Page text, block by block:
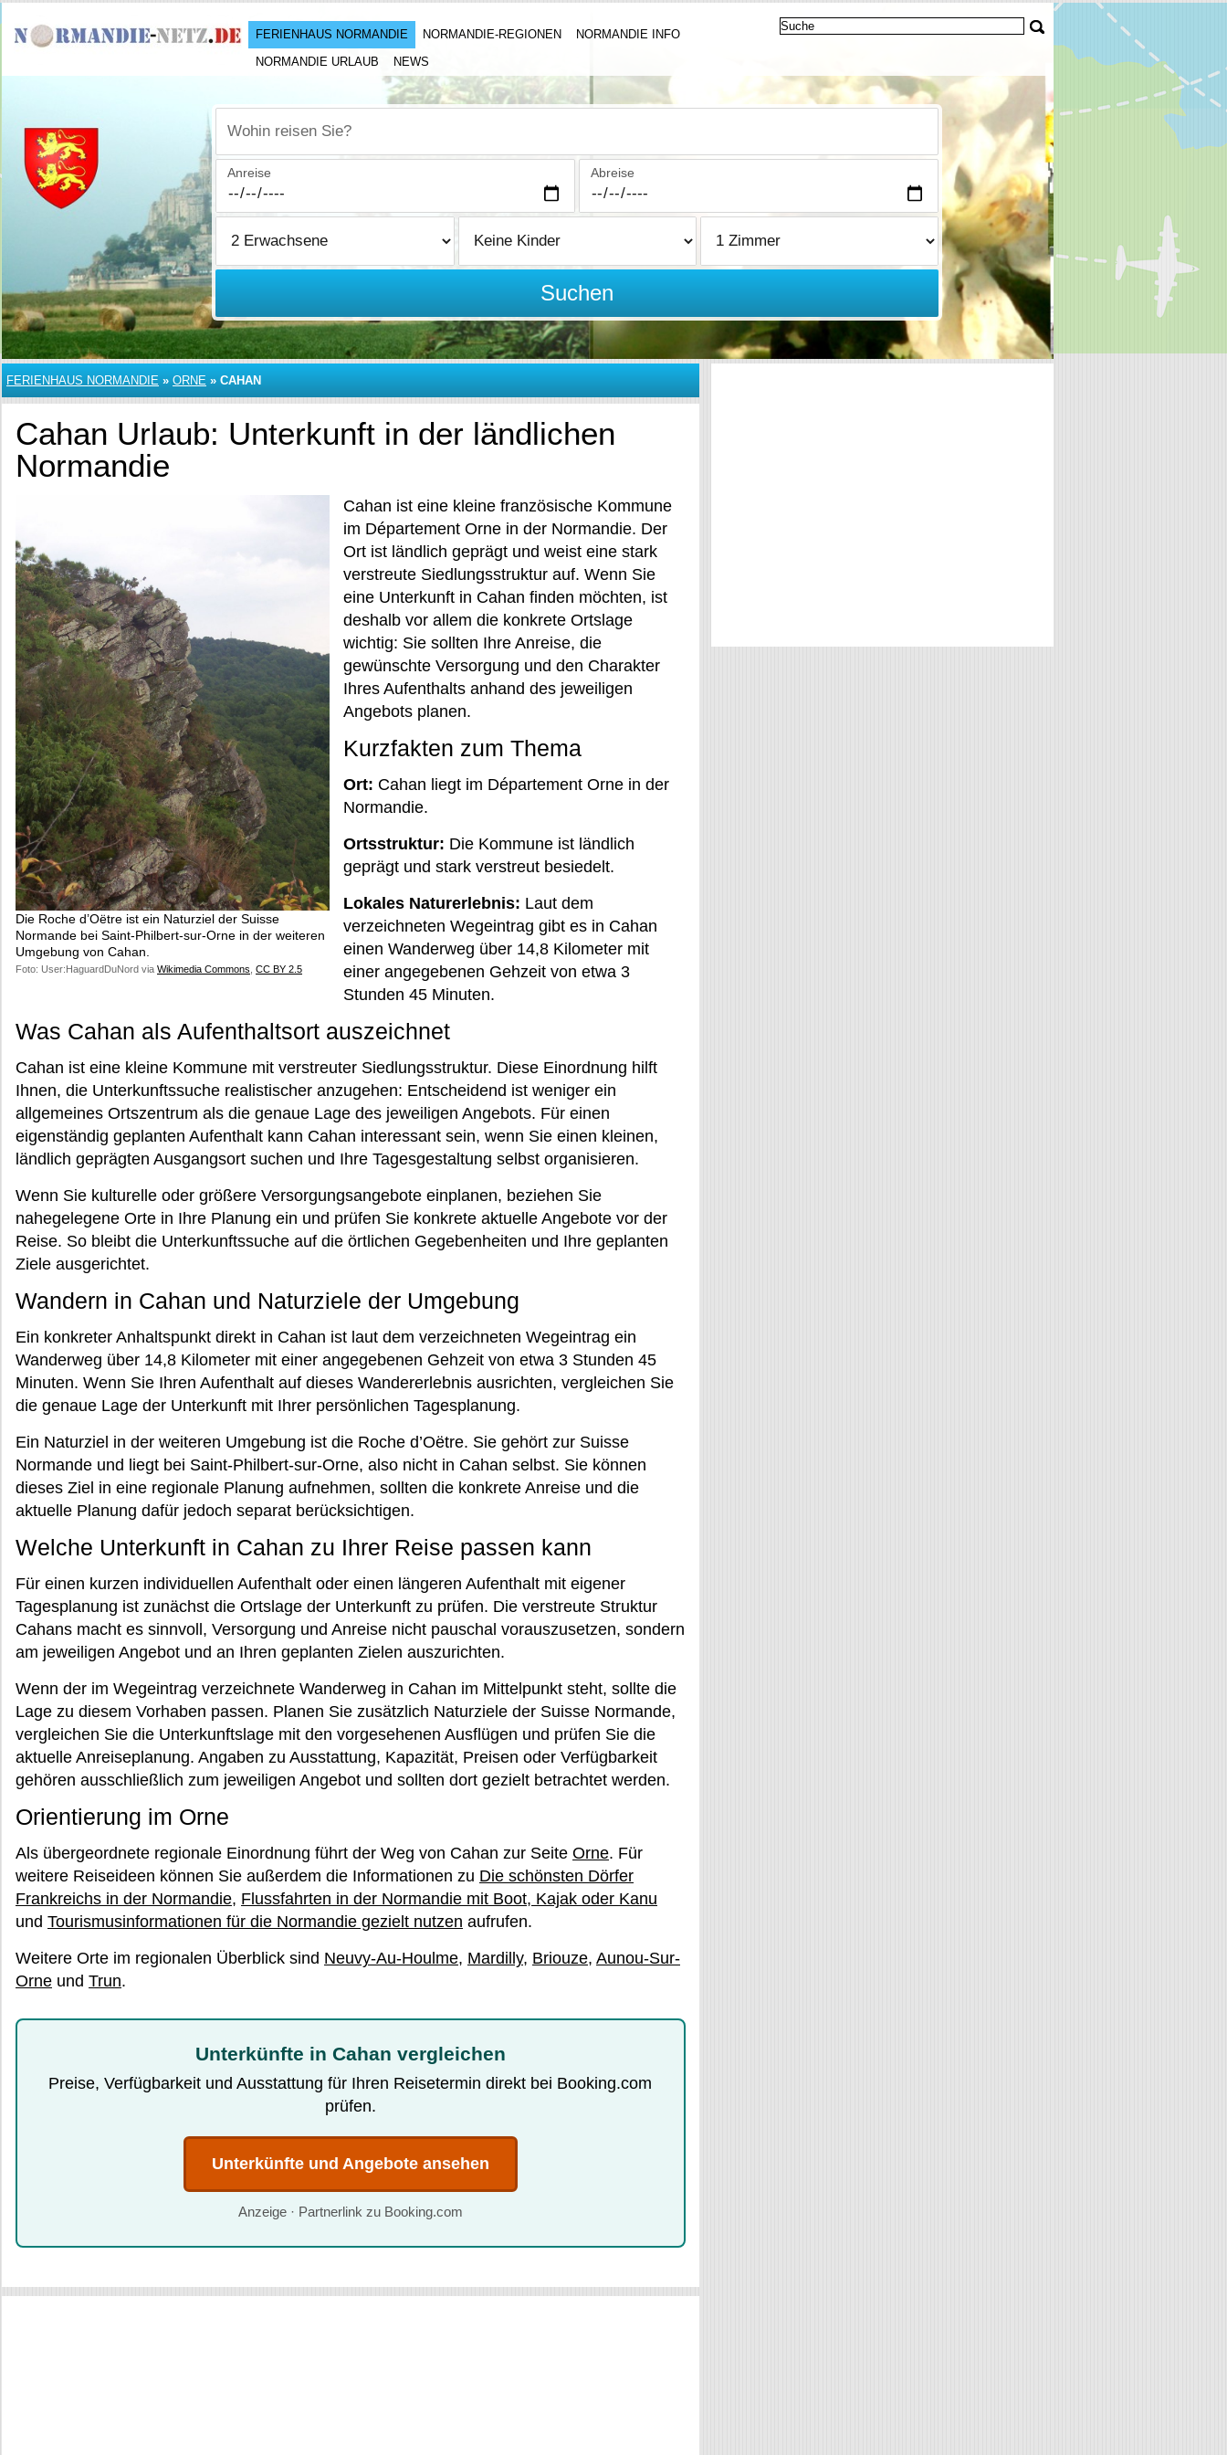
FERIENHAUS NORMANDIE NORMANDIE-REGIONEN
NORMANDIE INFO
NORMANDIE URLAUB
NEWS
Wohin reisen Sie?
Anreise Abreise
Suchen
FERIENHAUS NORMANDIE » ORNE » CAHAN
Cahan Urlaub: Unterkunft in der ländlichen
Normandie
Die Roche d’Oëtre ist ein Naturziel der Suisse
Normande bei Saint-Philbert-sur-Orne in der weiteren
Umgebung von Cahan.
Foto: User:HaguardDuNord via Wikimedia Commons CC BY 2.5
Cahan ist eine kleine französische Kommune
im Département Orne in der Normandie. Der
Ort ist ländlich geprägt und weist eine stark
verstreute Siedlungsstruktur auf. Wenn Sie
eine Unterkunft in Cahan finden möchten, ist
deshalb vor allem die konkrete Ortslage
wichtig: Sie sollten Ihre Anreise, die
gewünschte Versorgung und den Charakter
Ihres Aufenthalts anhand des jeweiligen
Angebots planen.
Kurzfakten zum Thema
Ort: Cahan liegt im Département Orne in der
Normandie.
Ortsstruktur: Die Kommune ist ländlich
geprägt und stark verstreut besiedelt.
Lokales Naturerlebnis: Laut dem
verzeichneten Wegeintrag gibt es in Cahan
einen Wanderweg über 14,8 Kilometer mit
einer angegebenen Gehzeit von etwa 3
Stunden 45 Minuten.
Was Cahan als Aufenthaltsort auszeichnet
Cahan ist eine kleine Kommune mit verstreuter Siedlungsstruktur. Diese Einordnung hilft
Ihnen, die Unterkunftssuche realistischer anzugehen: Entscheidend ist weniger ein
allgemeines Ortszentrum als die genaue Lage des jeweiligen Angebots. Für einen
eigenständig geplanten Aufenthalt kann Cahan interessant sein, wenn Sie einen kleinen,
ländlich geprägten Ausgangsort suchen und Ihre Tagesgestaltung selbst organisieren.
Wenn Sie kulturelle oder größere Versorgungsangebote einplanen, beziehen Sie
nahegelegene Orte in Ihre Planung ein und prüfen Sie konkrete aktuelle Angebote vor der
Reise. So bleibt die Unterkunftssuche auf die örtlichen Gegebenheiten und Ihre geplanten
Ziele ausgerichtet.
Wandern in Cahan und Naturziele der Umgebung
Ein konkreter Anhaltspunkt direkt in Cahan ist laut dem verzeichneten Wegeintrag ein
Wanderweg über 14,8 Kilometer mit einer angegebenen Gehzeit von etwa 3 Stunden 45
Minuten. Wenn Sie Ihren Aufenthalt auf dieses Wandererlebnis ausrichten, vergleichen Sie
die genaue Lage der Unterkunft mit Ihrer persönlichen Tagesplanung.
Ein Naturziel in der weiteren Umgebung ist die Roche d’Oëtre. Sie gehört zur Suisse
Normande und liegt bei Saint-Philbert-sur-Orne, also nicht in Cahan selbst. Sie können
dieses Ziel in eine regionale Planung aufnehmen, sollten die konkrete Anreise und die
aktuelle Planung dafür jedoch separat berücksichtigen.
Welche Unterkunft in Cahan zu Ihrer Reise passen kann
Für einen kurzen individuellen Aufenthalt oder einen längeren Aufenthalt mit eigener
Tagesplanung ist zunächst die Ortslage der Unterkunft zu prüfen. Die verstreute Struktur
Cahans macht es sinnvoll, Versorgung und Anreise nicht pauschal vorauszusetzen, sondern
am jeweiligen Angebot und an Ihren geplanten Zielen auszurichten.
Wenn der im Wegeintrag verzeichnete Wanderweg in Cahan im Mittelpunkt steht, sollte die
Lage zu diesem Vorhaben passen. Planen Sie zusätzlich Naturziele der Suisse Normande,
vergleichen Sie die Unterkunftslage mit den vorgesehenen Ausflügen und prüfen Sie die
aktuelle Anreiseplanung. Angaben zu Ausstattung, Kapazität, Preisen oder Verfügbarkeit
gehören ausschließlich zum jeweiligen Angebot und sollten dort gezielt betrachtet werden.
Orientierung im Orne
Als übergeordnete regionale Einordnung führt der Weg von Cahan zur Seite Orne. Für
weitere Reiseideen können Sie außerdem die Informationen zu Die schönsten Dörfer
Frankreichs in der Normandie, Flussfahrten in der Normandie mit Boot, Kajak oder Kanu
und Tourismusinformationen für die Normandie gezielt nutzen aufrufen.
Weitere Orte im regionalen Überblick sind Neuvy-Au-Houlme, Mardilly, Briouze, Aunou-Sur-
Orne und Trun.
Unterkünfte in Cahan vergleichen
Preise, Verfügbarkeit und Ausstattung für Ihren Reisetermin direkt bei Booking.com
prüfen.
Unterkünfte und Angebote ansehen
Anzeige · Partnerlink zu Booking.com